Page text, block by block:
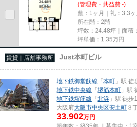
(管理費・共益費 -)
敷：1ヶ月｜礼：3.3ヶ
所在階：2階
坪数：24.48坪｜面積
坪単価： 1.35万円
賃貸｜店舗事務所 Just本町ビル
地下鉄御堂筋線 「本町 」駅 徒
地下鉄中央線 「堺筋本町 」駅
地下鉄堺筋線 「北浜 」駅 徒歩
大阪府大阪市中央区安土町 ３
33.902万円